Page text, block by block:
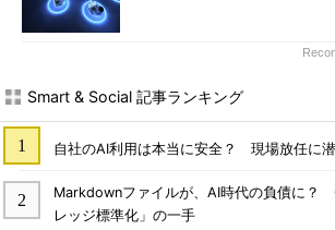
Smart & Social 記事ランキング
自社のAI利用は本当に安全？ 現場放任に潜
Markdownファイルが、AI時代の負債に？
レッジ標準化」の一手